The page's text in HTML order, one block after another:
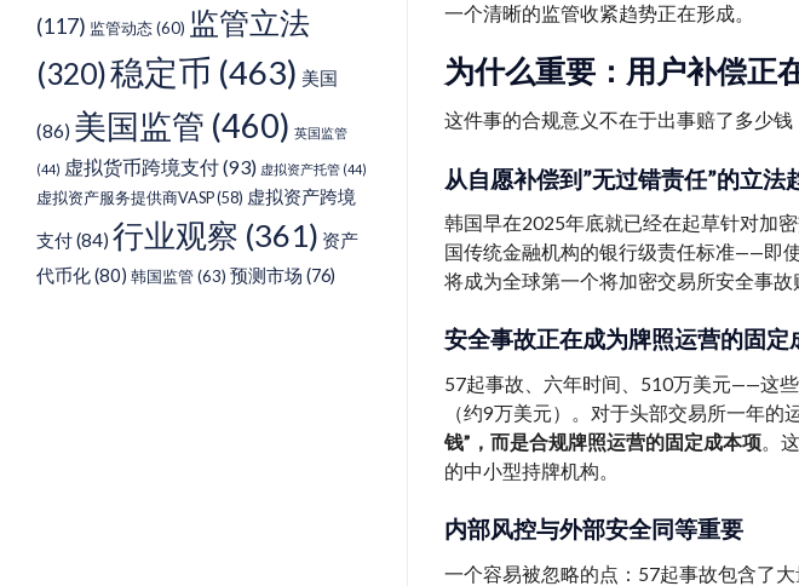
(117) 监管动态(60) 监管立法
(320)稳定币 (463) 美国
(86) 美国监管 (460) 英国监管
(44) 虚拟货币跨境支付(93) 虚拟资产托管 (44)
虚拟资产服务提供商VASP(58) 虚拟资产跨境
支付(84) 行业观察 (361) 资产
代币化(80) 韩国监管(63) 预测市场 (76)
一个清晰的监管收紧趋势正在形成。
为什么重要：用户补偿正
这件事的合规意义不在于出事赔了多少钱
从自愿补偿到”无过错责任”的立法
韩国早在2025年底就已经在起草针对加
国传统金融机构的银行级责任标准——即
将成为全球第一个将加密交易所安全事故
安全事故正在成为牌照运营的固定
57起事故、六年时间、510万美元——这
（约9万美元）。对于头部交易所一年
钱”，而是合规牌照运营的固定成本项。
的中小型持牌机构。
内部风控与外部安全同等重要
一个容易被忽略的点：57起事故包含了大